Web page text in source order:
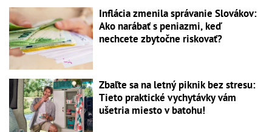
Inflácia zmenila správanie Slovákov:
Ako narábať s peniazmi, keď
nechcete zbytočne riskovať?
Zbaľte sa na letný piknik bez stresu:
Tieto praktické vychytávky vám
ušetria miesto v batohu!